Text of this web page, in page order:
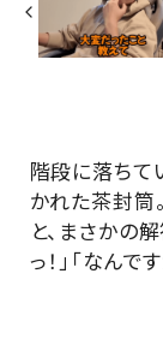
階段に落ちて
かれた茶封筒
と、まさかの
っ！」「なんで